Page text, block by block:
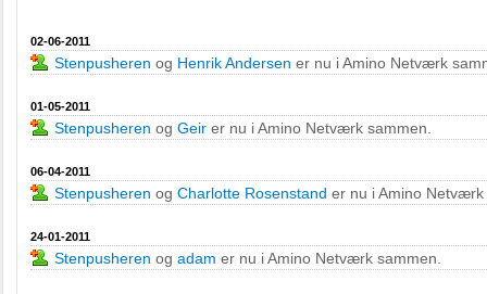
02-06-2011
Stenpusheren og Henrik Andersen er nu i Amino Netværk
01-05-2011
Stenpusheren og Geir er nu i Amino Netværk sammen.
06-04-2011
Stenpusheren og Charlotte Rosenstand er nu i Amino
24-01-2011
Stenpusheren og adam er nu i Amino Netværk sammen.